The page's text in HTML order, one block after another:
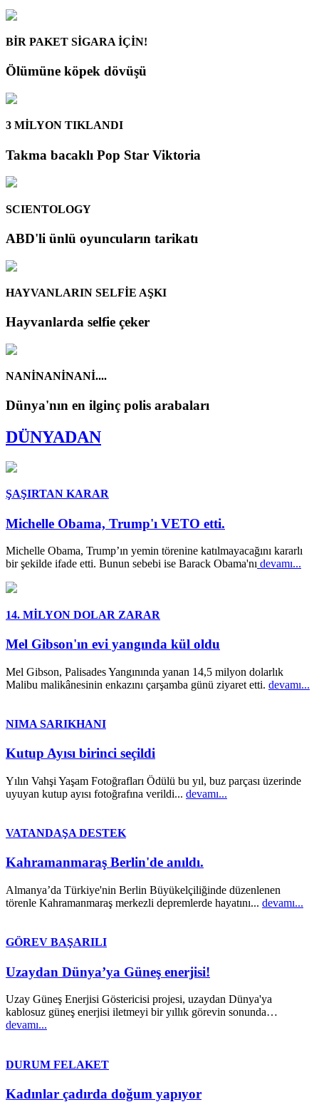
BİR PAKET SİGARA İÇİN!
Ölümüne köpek dövüşü
3 MİLYON TIKLANDI
Takma bacaklı Pop Star Viktoria
SCIENTOLOGY
ABD'li ünlü oyuncuların tarikatı
HAYVANLARIN SELFİE AŞKI
Hayvanlarda selfie çeker
NANİNANİNANİ....
Dünya'nın en ilginç polis arabaları
DÜNYADAN
ŞAŞIRTAN KARAR
Michelle Obama, Trump'ı VETO etti.
Michelle Obama, Trump’ın yemin törenine katılmayacağını kararlı
bir şekilde ifade etti. Bunun sebebi ise Barack Obama'nı devamı...
14. MİLYON DOLAR ZARAR
Mel Gibson'ın evi yangında kül oldu
Mel Gibson, Palisades Yangınında yanan 14,5 milyon dolarlık
Malibu malikânesinin enkazını çarşamba günü ziyaret etti. devamı...
NIMA SARIKHANI
Kutup Ayısı birinci seçildi
Yılın Vahşi Yaşam Fotoğrafları Ödülü bu yıl, buz parçası üzerinde
uyuyan kutup ayısı fotoğrafına verildi... devamı...
VATANDAŞA DESTEK
Kahramanmaraş Berlin'de anıldı.
Almanya’da Türkiye'nin Berlin Büyükelçiliğinde düzenlenen
törenle Kahramanmaraş merkezli depremlerde hayatını... devamı...
GÖREV BAŞARILI
Uzaydan Dünya’ya Güneş enerjisi!
Uzay Güneş Enerjisi Göstericisi projesi, uzaydan Dünya'ya
kablosuz güneş enerjisi iletmeyi bir yıllık görevin sonunda…
devamı...
DURUM FELAKET
Kadınlar çadırda doğum yapıyor